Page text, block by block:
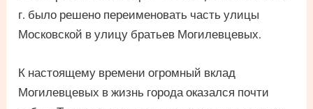
г. было решено переименовать часть улицы
Московской в улицу братьев Могилевцевых.
К настоящему времени огромный вклад
Могилевцевых в жизнь города оказался почти